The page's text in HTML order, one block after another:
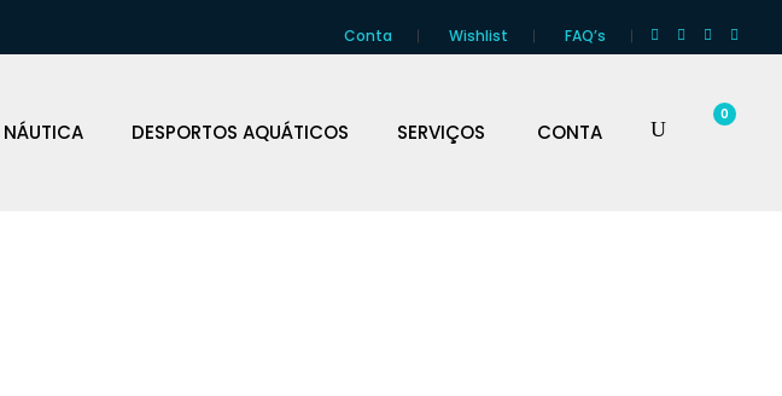
Conta Wishlist FAQ’s
NÁUTICA DESPORTOS AQUÁTICOS SERVIÇOS CONTA
0